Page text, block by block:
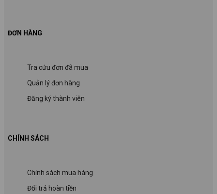
CHÍNH SÁCH
Chính sách mua hàng
Đổi trả hoàn tiền
ĐƠN HÀNG
Tra cứu đơn đã mua
Quản lý đơn hàng
Đăng ký thành viên